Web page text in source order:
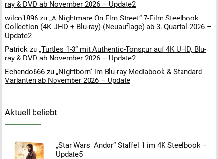
ray & DVD ab November 2026 – Update2
wilco1896 zu „A Nightmare On Elm Street“ 7-Film Steelbook
Collection (4K UHD + Blu-ray) (Neuauflage) ab 3. Quartal 2026 –
Update2
Patrick zu „Turtles 1-3“ mit Authentic-Tonspur auf 4K UHD, Blu-
ray & DVD ab November 2026 – Update2
Echendo666 zu „Nightborn“ im Blu-ray Mediabook & Standard
Varianten ab November 2026 – Update
Aktuell beliebt
„Star Wars: Andor“ Staffel 1 im 4K Steelbook –
Update5